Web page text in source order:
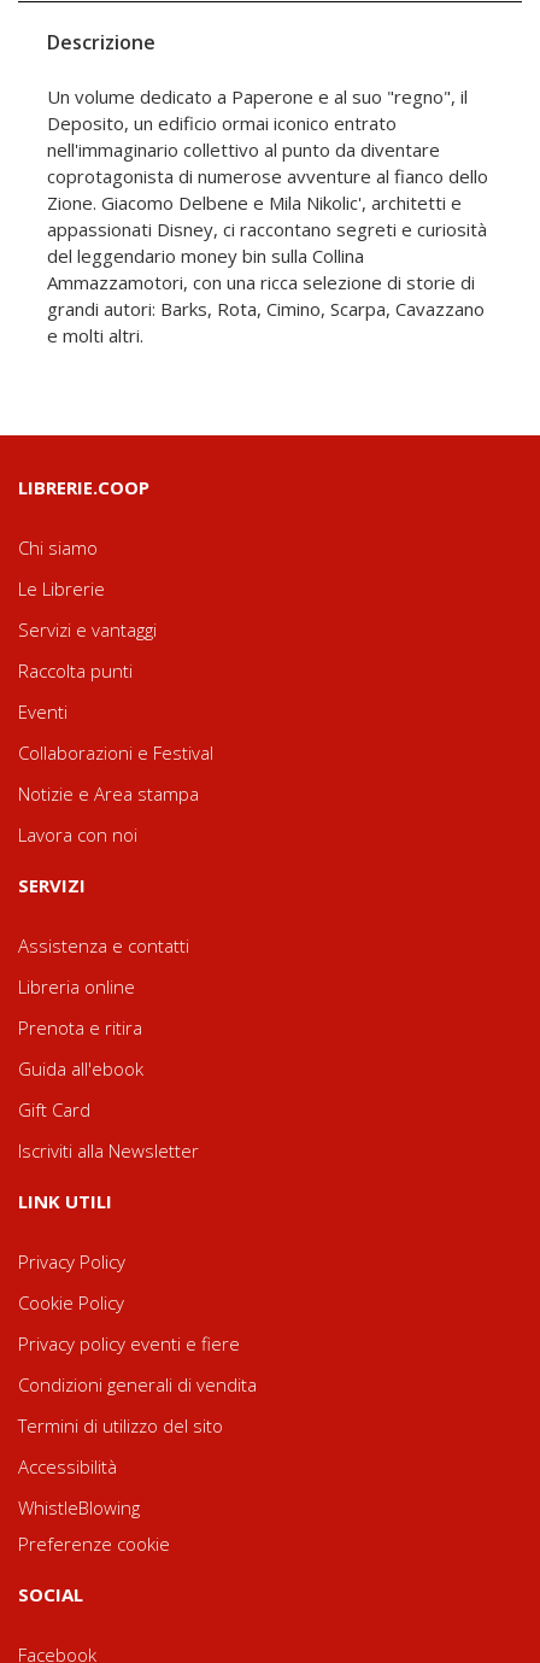
Descrizione
Un volume dedicato a Paperone e al suo "regno", il
Deposito, un edificio ormai iconico entrato
nell'immaginario collettivo al punto da diventare
coprotagonista di numerose avventure al fianco dello
Zione. Giacomo Delbene e Mila Nikolic', architetti e
appassionati Disney, ci raccontano segreti e curiosità
del leggendario money bin sulla Collina
Ammazzamotori, con una ricca selezione di storie di
grandi autori: Barks, Rota, Cimino, Scarpa, Cavazzano
e molti altri.
LIBRERIE.COOP
Chi siamo
Le Librerie
Servizi e vantaggi
Raccolta punti
Eventi
Collaborazioni e Festival
Notizie e Area stampa
Lavora con noi
SERVIZI
Assistenza e contatti
Libreria online
Prenota e ritira
Guida all'ebook
Gift Card
Iscriviti alla Newsletter
LINK UTILI
Privacy Policy
Cookie Policy
Privacy policy eventi e fiere
Condizioni generali di vendita
Termini di utilizzo del sito
Accessibilità
WhistleBlowing
Preferenze cookie
SOCIAL
Facebook